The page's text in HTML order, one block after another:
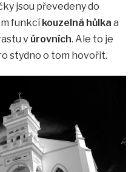
jsou převedeny do
funkcí kouzelná hůlka a
v úrovních. Ale to je
stydno o tom hovořit.